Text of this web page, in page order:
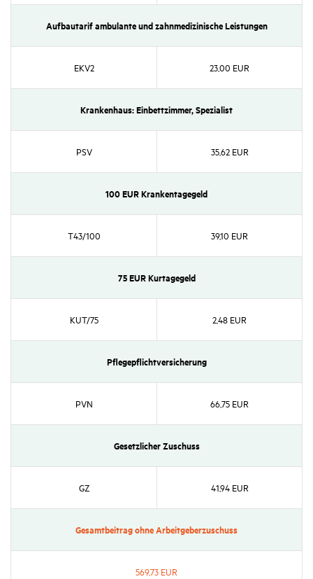
Aufbau­tarif ambu­lante und zahn­me­di­zi­ni­sche Leis­tungen
EKV2 23,00 EUR
Kran­ken­haus: Einbett­zimmer, Spezia­list
PSV 35,62 EUR
100 EUR Kran­ken­ta­ge­geld
T43/​100 39,10 EUR
75 EUR Kurta­ge­geld
KUT/​75 2,48 EUR
Pfle­ge­pflicht­ver­si­che­rung
PVN 66,75 EUR
Gesetz­li­cher Zuschuss
GZ 41,94 EUR
Gesamt­bei­trag ohne Arbeit­ge­ber­zu­schuss
569,73 EUR